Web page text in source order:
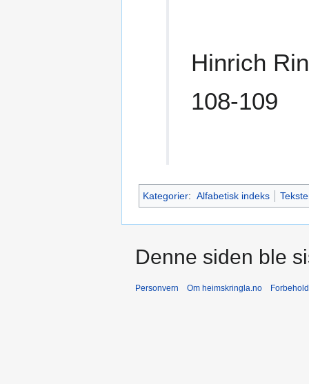
Hinrich
108-109
Kategorier: Alfabetisk indeks
Denne siden ble
Personvern Om heimskringla.no Forbehold